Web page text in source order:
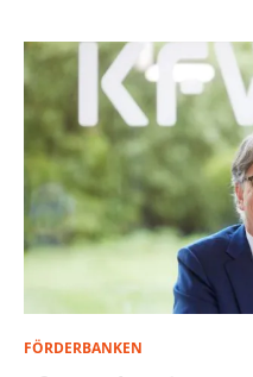
FÖRDERBANKEN